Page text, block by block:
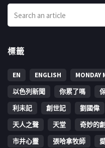
標籤
EN ENGLISH MONDAY
以色列新聞
你累了嗎
利未記
創世記 劉國偉
天人之聲
天堂 奇妙的
市井心靈
張哈拿牧師